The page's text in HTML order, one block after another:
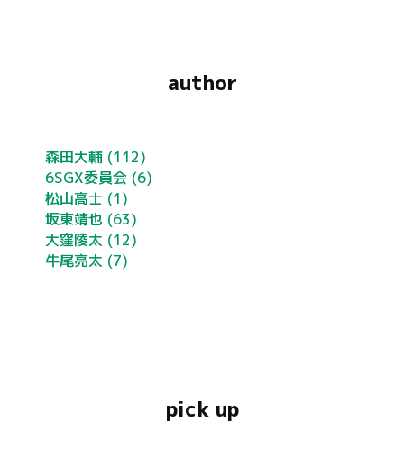
author
森田大輔 (112)
6SGX委員会 (6)
松山高士 (1)
坂東靖也 (63)
大窪陵太 (12)
牛尾亮太 (7)
pick up